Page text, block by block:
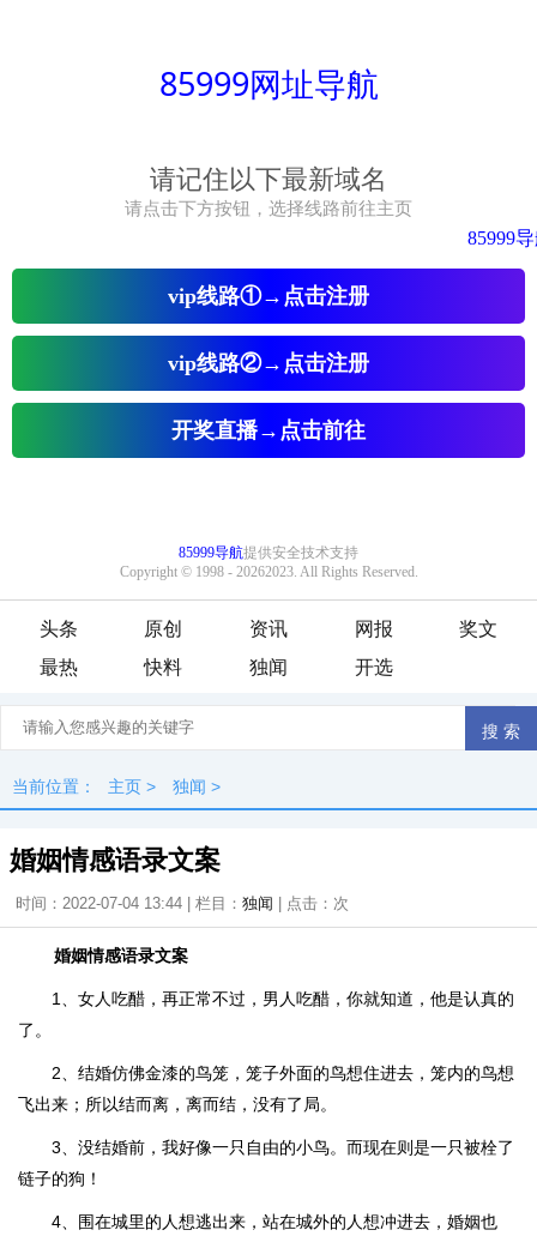
头条 原创 资讯 网报
奖文
最热
快料 独闻 开选
当前位置： 主页 > 独闻 >
婚姻情感语录文案
时间：2022-07-04 13:44 | 栏目： 独闻 | 点击： 次
婚姻情感语录文案
1、女人吃醋，再正常不过，男人吃醋，你就知道，他是认真的
了。
2、结婚仿佛金漆的鸟笼，笼子外面的鸟想住进去，笼内的鸟想
飞出来；所以结而离，离而结，没有了局。
3、没结婚前，我好像一只自由的小鸟。而现在则是一只被栓了
链子的狗！
4、围在城里的人想逃出来，站在城外的人想冲进去，婚姻也